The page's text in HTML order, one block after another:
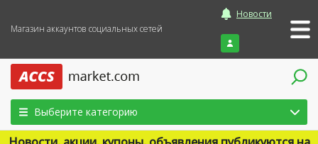
Магазин аккаунтов социальных сетей
Новости
Войти
Выберите категорию